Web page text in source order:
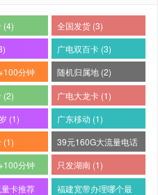
联系在线客服，谢谢！
/金融等类似骚扰诈骗
或者系统监测到会导致
使用。激活时请务必了
仅限本人使用，不可转
(4)
全国发货 (3)
广电双百卡 (3)
分钟
随机归属地 (2)
(2)
广电大龙卡 (1)
(1)
广东移动 (1)
(1)
39元160G大流量电话
卡 (1)
分钟
只发湖南 (1)
卡推荐 福建宽带办理哪个最